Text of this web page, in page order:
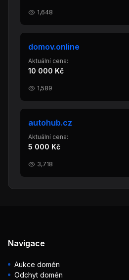
1,648
domov.online
Aktuální cena:
10 000 Kč
1,589
autohub.cz
Aktuální cena:
5 000 Kč
3,718
Navigace
Aukce domén
Odchyt domén